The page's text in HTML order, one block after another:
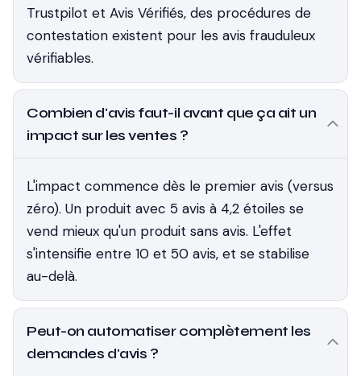
Trustpilot et Avis Vérifiés, des procédures de
contestation existent pour les avis frauduleux
vérifiables.
Combien d'avis faut-il avant que ça ait un
impact sur les ventes ?
L'impact commence dès le premier avis (versus
zéro). Un produit avec 5 avis à 4,2 étoiles se
vend mieux qu'un produit sans avis. L'effet
s'intensifie entre 10 et 50 avis, et se stabilise
au-delà.
Peut-on automatiser complètement les
demandes d'avis ?